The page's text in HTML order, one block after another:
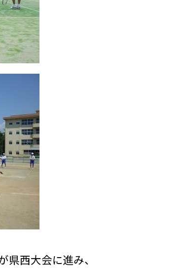
県西大会に進み、